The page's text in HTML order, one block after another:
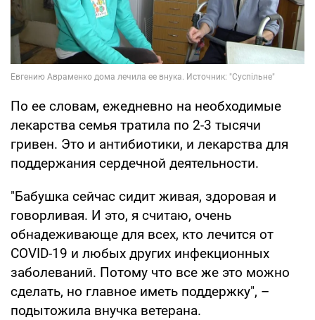
По ее словам, ежедневно на необходимые
лекарства семья тратила по 2-3 тысячи
гривен. Это и антибиотики, и лекарства для
поддержания сердечной деятельности.
"Бабушка сейчас сидит живая, здоровая и
говорливая. И это, я считаю, очень
обнадеживающе для всех, кто лечится от
COVID-19 и любых других инфекционных
заболеваний. Потому что все же это можно
сделать, но главное иметь поддержку", –
подытожила внучка ветерана.